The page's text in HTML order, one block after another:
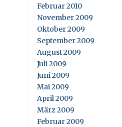
Februar 2010
November 2009
Oktober 2009
September 2009
August 2009
Juli 2009
Juni 2009
Mai 2009
April 2009
März 2009
Februar 2009